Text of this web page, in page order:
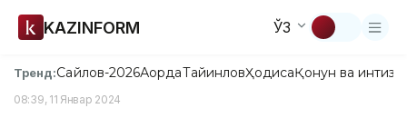
KAZINFORM ЎЗ
Тренд:Сайлов-2026АқордаТайинловҲодисаҚонун ва
08:39, 11 Январ 2024